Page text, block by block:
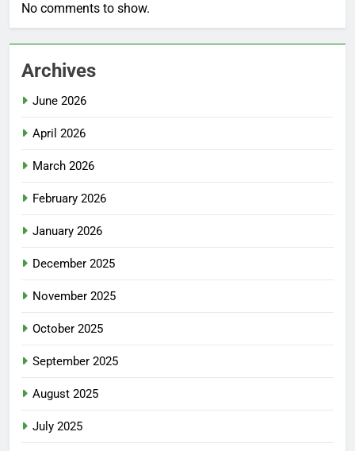
No comments to show.
Archives
June 2026
April 2026
March 2026
February 2026
January 2026
December 2025
November 2025
October 2025
September 2025
August 2025
July 2025